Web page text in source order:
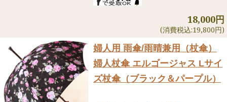
18,000円
(消費税込:19,800円)
婦人用 雨傘/雨晴兼用（杖傘）
婦人杖傘 エルゴージャス Lサイ
ズ杖傘（ブラック＆パープル）